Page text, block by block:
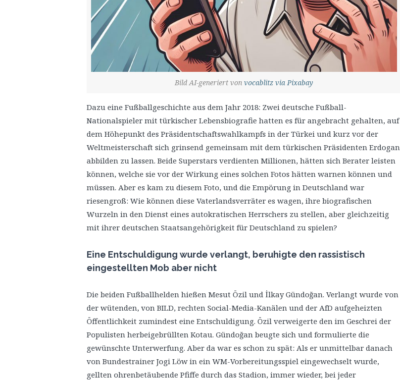
Bild AI-generiert vonvocablitz via Pixabay
Dazu eine Fußballgeschichte aus dem Jahr 2018: Zwei deutsche Fußball-
Nationalspieler mit türkischer Lebensbiografie hatten es für angebracht gehalten, auf
dem Höhepunkt des Präsidentschaftswahlkampfs in der Türkei und kurz vor der
Weltmeisterschaft sich grinsend gemeinsam mit dem türkischen Präsidenten Erdogan
abbilden zu lassen. Beide Superstars verdienten Millionen, hätten sich Berater leisten
können, welche sie vor der Wirkung eines solchen Fotos hätten warnen können und
müssen. Aber es kam zu diesem Foto, und die Empörung in Deutschland war
riesengroß: Wie können diese Vaterlandsverräter es wagen, ihre biografischen
Wurzeln in den Dienst eines autokratischen Herrschers zu stellen, aber gleichzeitig
mit ihrer deutschen Staatsangehörigkeit für Deutschland zu spielen?
Eine Entschuldigung wurde verlangt, beruhigte den rassistisch
eingestellten Mob aber nicht
Die beiden Fußballhelden hießen Mesut Özil und İlkay Gündoğan. Verlangt wurde von
der wütenden, von BILD, rechten Social-Media-Kanälen und der AfD aufgeheizten
Öffentlichkeit zumindest eine Entschuldigung. Özil verweigerte den im Geschrei der
Populisten herbeigebrüllten Kotau. Gündoğan beugte sich und formulierte die
gewünschte Unterwerfung. Aber da war es schon zu spät: Als er unmittelbar danach
von Bundestrainer Jogi Löw in ein WM-Vorbereitungsspiel eingewechselt wurde,
gellten ohrenbetäubende Pfiffe durch das Stadion, immer wieder, bei jeder